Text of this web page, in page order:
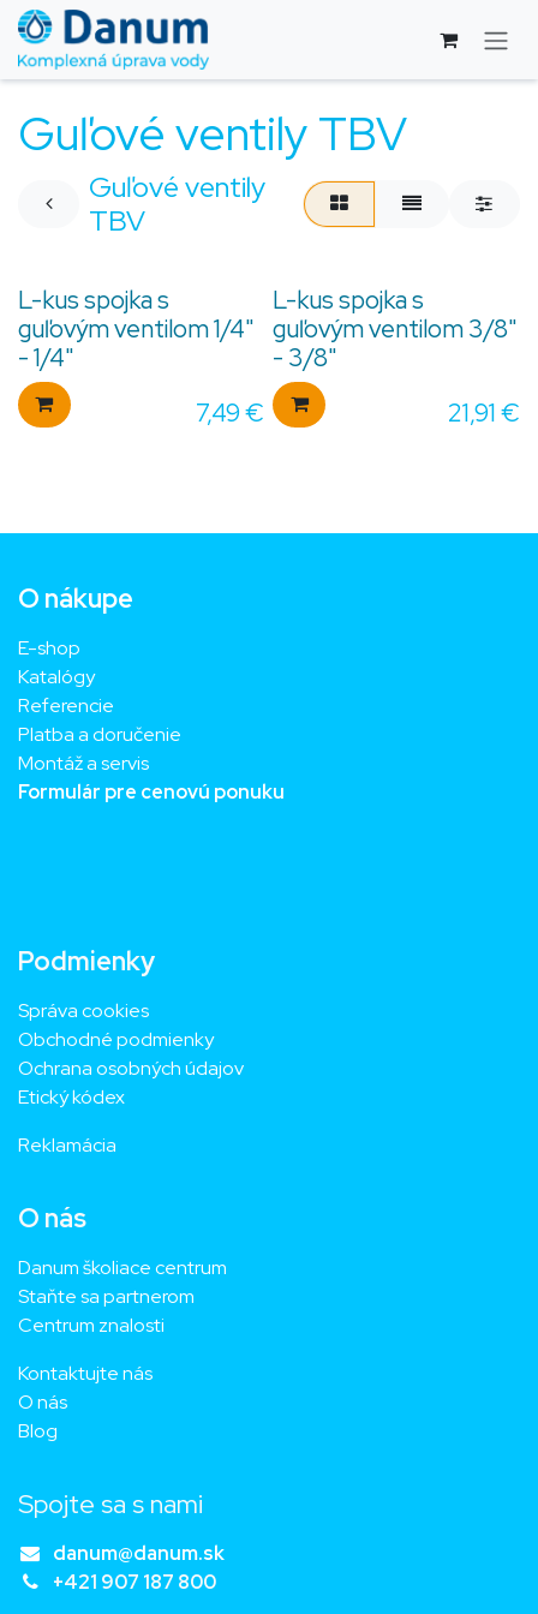
Skip to Content
Guľové ventily TBV
Guľové ventily
TBV
L-kus spojka s
guľovým ventilom 1/4"
- 1/4"
7,49€
L-kus spojka s
guľovým ventilom 3/8"
- 3/8"
21,91€
O nákupe
E-shop
Katalógy
Referencie
Platba a doručenie
Montáž a servis
Formulár pre cenovú ponuku
Podmienky
Správa cookies
Obchodné podmienky
Ochrana osobných údajov
Etický kódex
Reklamácia
O nás
Danum školiace centrum
Staňte sa partnerom
Centrum znalosti
Kontaktujte nás
O nás
Blog
Spojte sa s nami
danum@danum.sk
+421 907 187 800